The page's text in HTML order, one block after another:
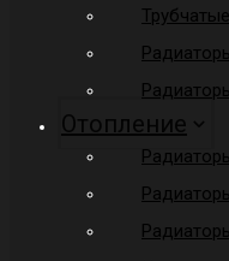
Отопление